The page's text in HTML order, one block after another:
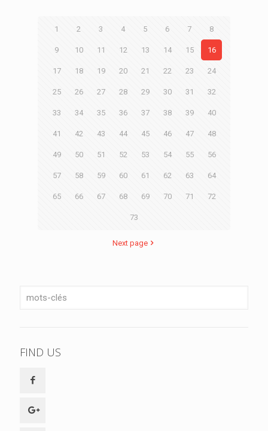
1 2 3 4 5 6 7 8
9 10 11 12 13 14 15 16
17 18 19 20 21 22 23 24
25 26 27 28 29 30 31 32
33 34 35 36 37 38 39 40
41 42 43 44 45 46 47 48
49 50 51 52 53 54 55 56
57 58 59 60 61 62 63 64
65 66 67 68 69 70 71 72
73
Next page
FIND US